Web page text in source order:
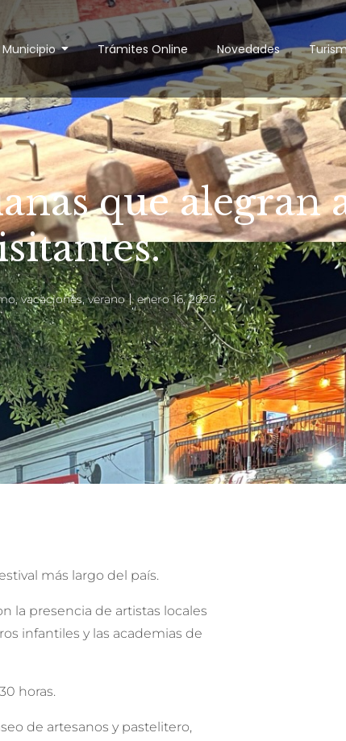
Municipio Trámites Online Novedades
que alegran
,vacaciones,verano enero 16, 2026
más largo del país.
la presencia de artistas locales
infantiles y las academias de
horas.
de artesanos y pastelitero,